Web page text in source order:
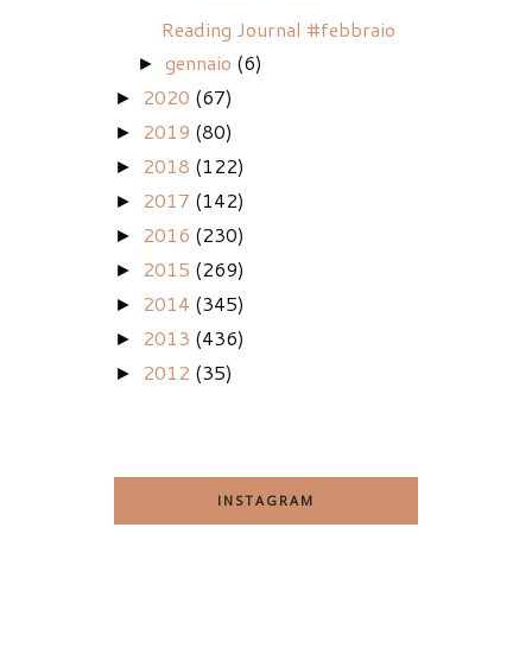
Reading Journal #febbraio
►gennaio (6)
► 2020 (67)
► 2019 (80)
► 2018 (122)
► 2017 (142)
► 2016 (230)
► 2015 (269)
► 2014 (345)
► 2013 (436)
► 2012 (35)
INSTAGRAM